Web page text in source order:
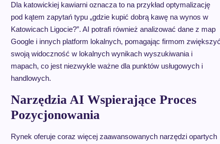
Dla katowickiej kawiarni oznacza to na przykład optymalizację
pod kątem zapytań typu „gdzie kupić dobrą kawę na wynos w
Katowicach Ligocie?”. AI potrafi również analizować dane z map
Google i innych platform lokalnych, pomagając firmom
swoją widoczność w lokalnych wynikach wyszukiwania i
mapach, co jest niezwykle ważne dla punktów usługowych i
handlowych.
Narzędzia AI Wspierające Proces
Pozycjonowania
Rynek oferuje coraz więcej zaawansowanych narzędzi opartych